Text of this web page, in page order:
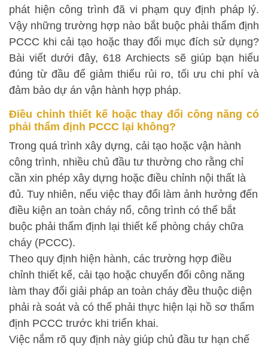
phát hiện công trình đã vi phạm quy định pháp lý.
Vậy những trường hợp nào bắt buộc phải thẩm định
PCCC khi cải tạo hoặc thay đổi mục đích sử dụng?
Bài viết dưới đây, 618 Archiects sẽ giúp bạn hiểu
đúng từ đầu để giảm thiểu rủi ro, tối ưu chi phí và
đảm bảo dự án vận hành hợp pháp.
Điều chỉnh thiết kế hoặc thay đổi công năng có
phải thẩm định PCCC lại không?
Trong quá trình xây dựng, cải tạo hoặc vận hành
công trình, nhiều chủ đầu tư thường cho rằng chỉ
cần xin phép xây dựng hoặc điều chỉnh nội thất là
đủ. Tuy nhiên, nếu việc thay đổi làm ảnh hưởng đến
điều kiện an toàn cháy nổ, công trình có thể bắt
buộc phải thẩm định lại thiết kế phòng cháy chữa
cháy (PCCC).
Theo quy định hiện hành, các trường hợp điều
chỉnh thiết kế, cải tạo hoặc chuyển đổi công năng
làm thay đổi giải pháp an toàn cháy đều thuộc diện
phải rà soát và có thể phải thực hiện lại hồ sơ thẩm
định PCCC trước khi triển khai.
Việc nắm rõ quy định này giúp chủ đầu tư hạn chế